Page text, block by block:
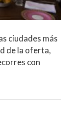
ciudades más
de la oferta,
con